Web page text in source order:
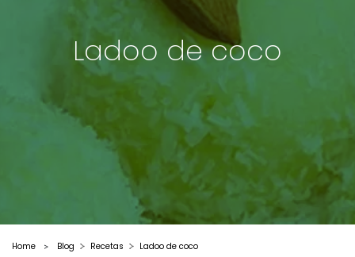
Ladoo de coco
Home > Blog Recetas Ladoo de coco